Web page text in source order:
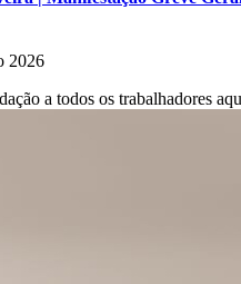
2026
a todos os trabalhadores